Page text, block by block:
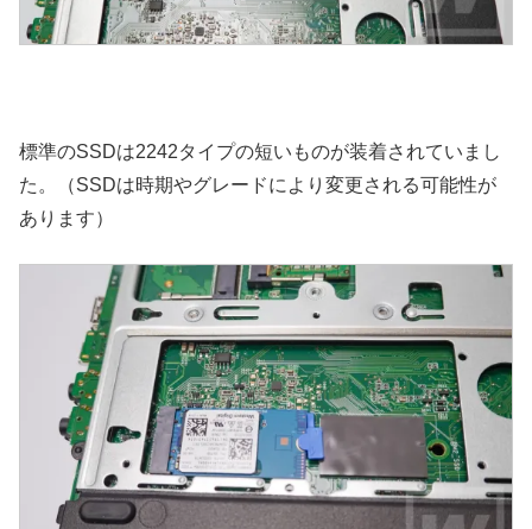
標準のSSDは2242タイプの短いものが装着されていまし
た。（SSDは時期やグレードにより変更される可能性が
あります）